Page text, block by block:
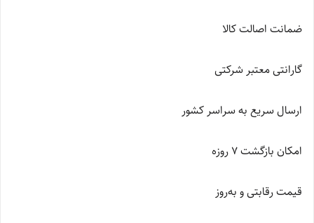
ضمانت اصالت کالا
گارانتی معتبر شرکتی
ارسال سریع به سراسر کشور
امکان بازگشت ۷ روزه
قیمت رقابتی و به‌روز